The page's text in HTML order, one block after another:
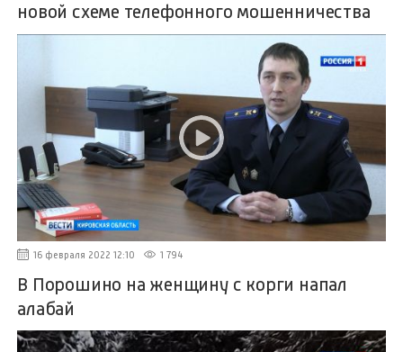
новой схеме телефонного мошенничества
16 февраля 2022 12:10 1 794
В Порошино на женщину с корги напал
алабай